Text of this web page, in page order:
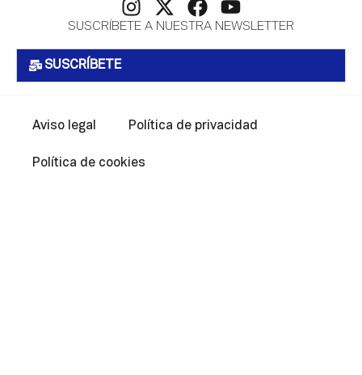
SUSCRÍBETE A NUESTRA NEWSLETTER
SUSCRÍBETE
Aviso legal Política de privacidad
Política de cookies